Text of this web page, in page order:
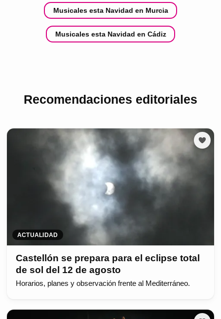
Musicales esta Navidad en Murcia
Musicales esta Navidad en Cádiz
Recomendaciones editoriales
ACTUALIDAD
Castellón se prepara para el eclipse total
de sol del 12 de agosto
Horarios, planes y observación frente al Mediterráneo.